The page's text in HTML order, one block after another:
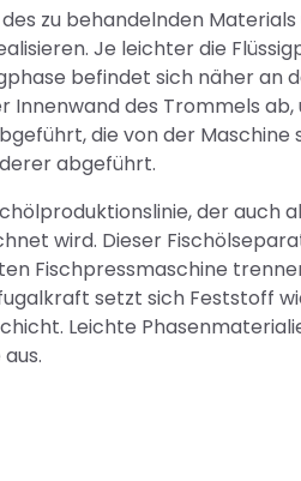
zu behandelnden
Je leichter die
befindet sich näher an
des Trommels ab,
die von der Maschine
abgeführt.
der auch
wird. Dieser
Fischpressmaschine
setzt sich Feststoff
Leichte